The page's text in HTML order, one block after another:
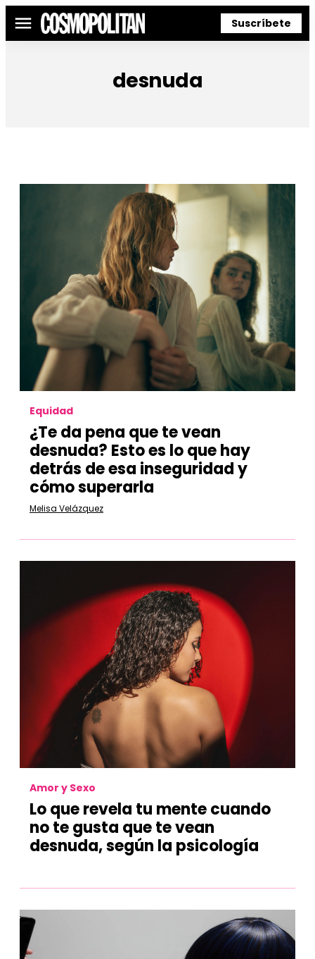
Menú Suscríbete
desnuda
Equidad
¿Te da pena que te vean
desnuda? Esto es lo que hay
detrás de esa inseguridad y
cómo superarla
Melisa Velázquez
Amor y Sexo
Lo que revela tu mente cuando
no te gusta que te vean
desnuda, según la psicología